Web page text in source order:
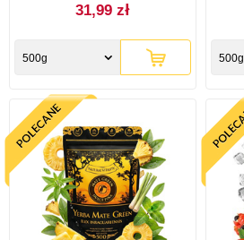
31,99 zł
500g 500g